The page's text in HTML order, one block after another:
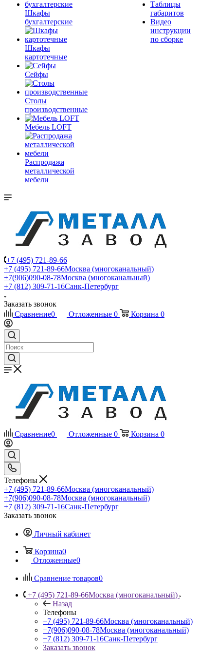
Шкафы
бухгалтерские
Шкафы
картотечные
Сейфы
Столы
производственные
Мебель LOFT
Распродажа
металлической
мебели
Таблицы
габаритов
Видео
инструкции
по сборке
+7 (495) 721-89-66
+7 (495) 721-89-66Москва (многоканальный)
+7(906)090-08-78Москва (многоканальный)
+7 (812) 309-71-16Санк-Петербург
Заказать звонок
Сравнение0 Отложенные 0 Корзина 0
Сравнение0 Отложенные 0 Корзина 0
Телефоны
+7 (495) 721-89-66Москва (многоканальный)
+7(906)090-08-78Москва (многоканальный)
+7 (812) 309-71-16Санк-Петербург
Заказать звонок
Личный кабинет
Корзина0
Отложенные0
Сравнение товаров0
+7 (495) 721-89-66Москва (многоканальный)
Назад
Телефоны
+7 (495) 721-89-66Москва (многоканальный)
+7(906)090-08-78Москва (многоканальный)
+7 (812) 309-71-16Санк-Петербург
Заказать звонок